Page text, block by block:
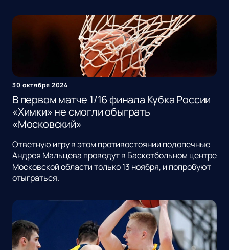
30 октября 2024
В первом матче 1/16 финала Кубка России
«Химки» не смогли обыграть
«Московский»
Ответную игру в этом противостоянии подопечные
Андрея Мальцева проведут в Баскетбольном центре
Московской области только 13 ноября, и попробуют
отыграться.